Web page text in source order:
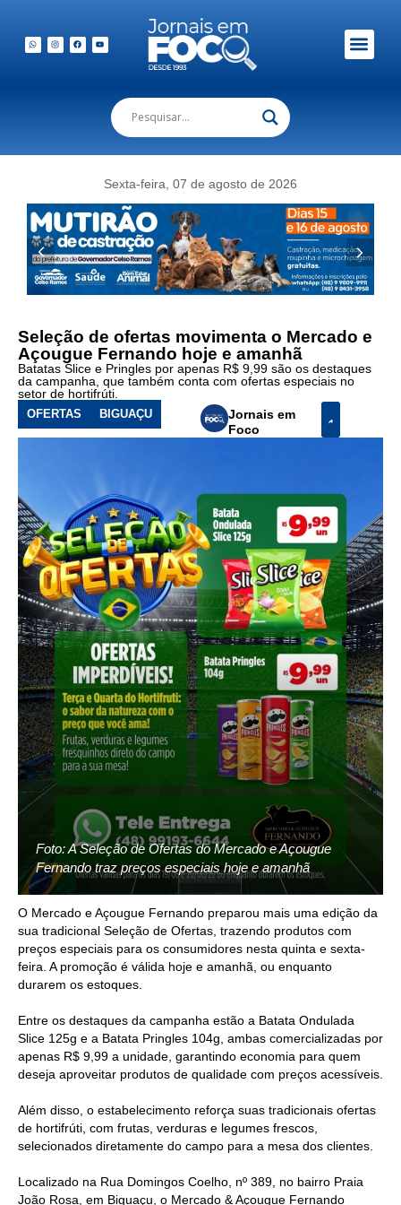
Sexta-feira, 07 de agosto de 2026
Seleção de ofertas movimenta o Mercado e
Açougue Fernando hoje e amanhã
Batatas Slice e Pringles por apenas R$ 9,99 são os destaques
da campanha, que também conta com ofertas especiais no
setor de hortifrúti.
OFERTAS BIGUAÇU
Jornais em
Foco
Foto: A Seleção de Ofertas do Mercado e Açougue
Fernando traz preços especiais hoje e amanhã
O Mercado e Açougue Fernando preparou mais uma edição da
sua tradicional Seleção de Ofertas, trazendo produtos com
preços especiais para os consumidores nesta quinta e sexta-
feira. A promoção é válida hoje e amanhã, ou enquanto
durarem os estoques.
Entre os destaques da campanha estão a Batata Ondulada
Slice 125g e a Batata Pringles 104g, ambas comercializadas por
apenas R$ 9,99 a unidade, garantindo economia para quem
deseja aproveitar produtos de qualidade com preços acessíveis.
Além disso, o estabelecimento reforça suas tradicionais ofertas
de hortifrúti, com frutas, verduras e legumes frescos,
selecionados diretamente do campo para a mesa dos clientes.
Localizado na Rua Domingos Coelho, nº 389, no bairro Praia
João Rosa, em Biguaçu, o Mercado & Açougue Fernando